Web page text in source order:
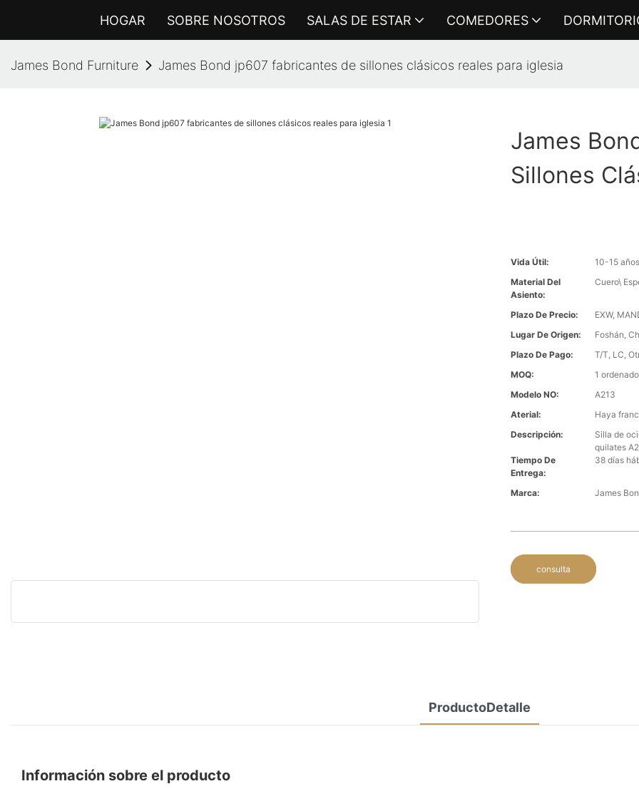
HOGAR SOBRE NOSOTROS SALAS DE ESTAR COMEDORES
James Bond Furniture James Bond jp607 fabricantes de sillones clásicos reales para iglesia
James
Sillones
Vida Útil:
10-15 años
Material Del
Asiento:
Cuero\
Plazo De Precio:
EXW,
Lugar De Origen:
Foshán,
Plazo De Pago:
T/T, LC,
MOQ:
1
Modelo NO:
A213
Aterial:
Haya
Descripción:
Silla de
quilates
Tiempo De
Entrega:
38 días
Marca: James
consulta
ProductoDetalle
Información sobre el producto